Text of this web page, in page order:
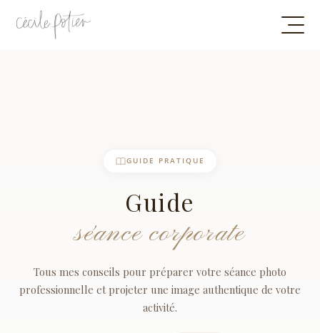
GUIDE PRATIQUE
Guide
séance corporate
Tous mes conseils pour préparer votre séance photo
professionnelle et projeter une image authentique de votre
activité.